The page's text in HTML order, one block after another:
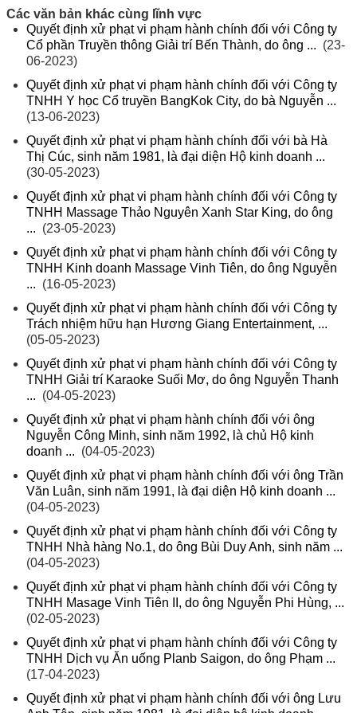
Các văn bản khác cùng lĩnh vực
Quyết định xử phạt vi phạm hành chính đối với Công ty
Cổ phần Truyền thông Giải trí Bến Thành, do ông ... (23-
06-2023)
Quyết định xử phạt vi phạm hành chính đối với Công ty
TNHH Y học Cổ truyền BangKok City, do bà Nguyễn ...
(13-06-2023)
Quyết định xử phạt vi phạm hành chính đối với bà Hà
Thị Cúc, sinh năm 1981, là đại diện Hộ kinh doanh ...
(30-05-2023)
Quyết định xử phạt vi phạm hành chính đối với Công ty
TNHH Massage Thảo Nguyên Xanh Star King, do ông
... (23-05-2023)
Quyết định xử phạt vi phạm hành chính đối với Công ty
TNHH Kinh doanh Massage Vinh Tiên, do ông Nguyễn
... (16-05-2023)
Quyết định xử phạt vi phạm hành chính đối với Công ty
Trách nhiệm hữu hạn Hương Giang Entertainment, ...
(05-05-2023)
Quyết định xử phạt vi phạm hành chính đối với Công ty
TNHH Giải trí Karaoke Suối Mơ, do ông Nguyễn Thanh
... (04-05-2023)
Quyết định xử phạt vi phạm hành chính đối với ông
Nguyễn Công Minh, sinh năm 1992, là chủ Hộ kinh
doanh ... (04-05-2023)
Quyết định xử phạt vi phạm hành chính đối với ông Trần
Văn Luân, sinh năm 1991, là đại diện Hộ kinh doanh ...
(04-05-2023)
Quyết định xử phạt vi phạm hành chính đối với Công ty
TNHH Nhà hàng No.1, do ông Bùi Duy Anh, sinh năm ...
(04-05-2023)
Quyết định xử phạt vi phạm hành chính đối với Công ty
TNHH Masage Vinh Tiên II, do ông Nguyễn Phi Hùng, ...
(02-05-2023)
Quyết định xử phạt vi phạm hành chính đối với Công ty
TNHH Dịch vụ Ăn uống Planb Saigon, do ông Phạm ...
(17-04-2023)
Quyết định xử phạt vi phạm hành chính đối với ông Lưu